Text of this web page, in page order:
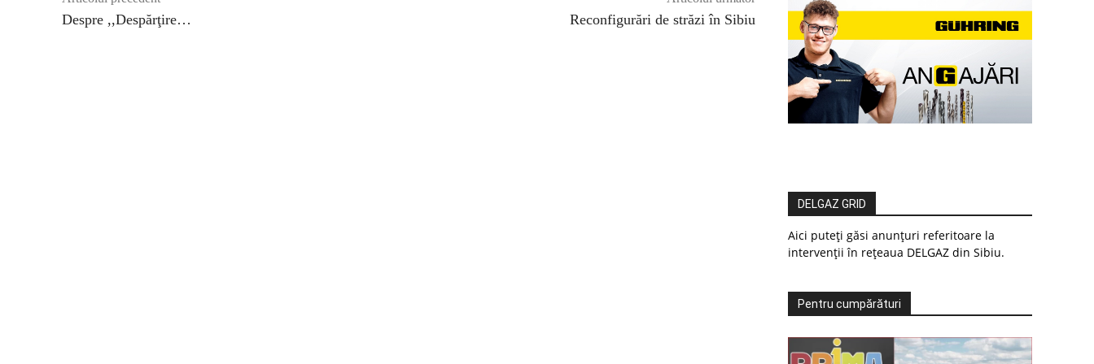
Despre ,,Despărţire… Reconfigurări de străzi în Sibiu
DELGAZ GRID
Aici puteți găsi anunțuri referitoare la
intervenții în rețeaua DELGAZ din Sibiu.
Pentru cumpărături